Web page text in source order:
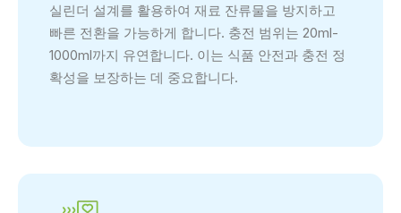
실린더 설계를 활용하여 재료 잔류물을 방지하고
빠른 전환을 가능하게 합니다. 충전 범위는 20ml-
1000ml까지 유연합니다. 이는 식품 안전과 충전 정
확성을 보장하는 데 중요합니다.